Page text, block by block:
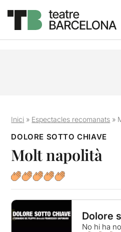
Inici » Espectacles recomanats »
DOLORE SOTTO CHIAVE
Molt napolità
Dolore
No hi ha